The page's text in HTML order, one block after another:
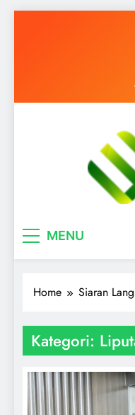
MENU
Home Siaran
Kategori: